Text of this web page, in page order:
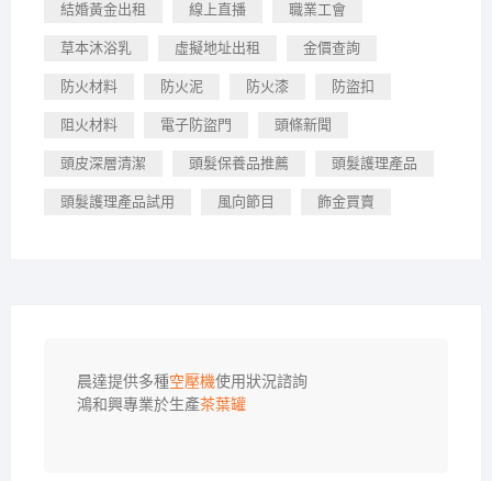
結婚黃金出租 線上直播 職業工會
草本沐浴乳 虛擬地址出租 金價查詢
防火材料 防火泥 防火漆 防盜扣
阻火材料 電子防盜門 頭條新聞
頭皮深層清潔 頭髮保養品推薦 頭髮護理產品
頭髮護理產品試用 風向節目 飾金買賣
晨達提供多種空壓機使用狀況諮詢
鴻和興專業於生產茶葉罐